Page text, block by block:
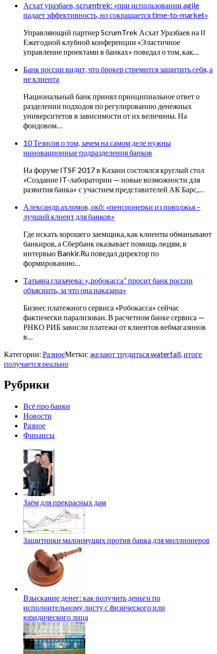
Асхат уразбаев, scrumtrek: «при использовании agile
падает эффективность, но сокращается time-to-market»
Управляющий партнер ScrumTrek Асхат Уразбаев на II
Ежегодной клубной конференции «Эластичное
управление проектами в банках» поведал о том, как…
Банк россии видит, что брокер стремится защитить себя, а
не клиента
Национальный банк принял принципиальное ответ о
разделении подходов по регулированию денежных
университетов в зависимости от их величины. На
фондовом…
10 Тезисов о том, зачем на самом деле нужны
инновационные подразделения банков
На форуме ITSF 2017 в Казани состоялся круглый стол
«Создание IT-лаборатории — новые возможности для
развития банка» с участием представителей АК Барс,…
Александр ахломов, окб: «пенсионерки из поволжья –
лучший клиент для банков»
Где искать хорошего заемщика, как клиенты обманывают
банкиров, а Сбербанк оказывает помощь людям, в
интервью Bankir.Ru поведал директор по
формированию…
Татьяна глазачева: «„робокасса” просит банк россии
объяснить, за что она наказана»
Бизнес платежного сервиса «Робокасса» сейчас
фактически парализован. В расчетном банке сервиса —
РНКО РИБ зависли платежи от клиентов вебмагазинов
в…
Категории: РазноеМетки: желают трудиться waterfall,итоге
получается реально
Рубрики
Всё про банки
Новости
Разное
Финансы
Заём для прекрасных дам
Защитники малоимущих против банка для миллионеров
Взыскание денег: как получить деньги по
исполнительному листу с физического или
юридического лица